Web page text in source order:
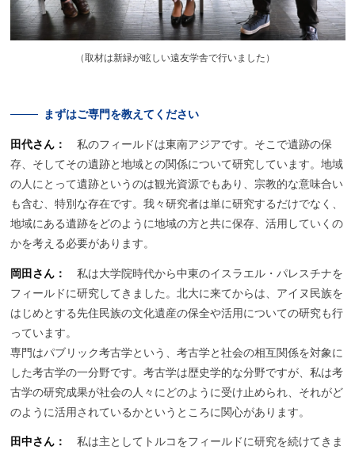
（取材は新緑が眩しい遠友学舎で行いました）
まずはご専門を教えてください
田代さん： 私のフィールドは東南アジアです。そこで遺跡の保
存、そしてその遺跡と地域との関係について研究しています。地域
の人にとって遺跡というのは観光資源でもあり、宗教的な意味合い
も含む、特別な存在です。我々研究者は単に研究するだけでなく、
地域にある遺跡をどのように地域の方と共に保存、活用していくの
かを考える必要があります。
岡田さん： 私は大学院時代から中東のイスラエル・パレスチナを
フィールドに研究してきました。北大に来てからは、アイヌ民族を
はじめとする先住民族の文化遺産の保全や活用についての研究も行
っています。
専門はパブリック考古学という、考古学と社会の相互関係を対象に
した考古学の一分野です。考古学は歴史学的な分野ですが、私は考
古学の研究成果が社会の人々にどのように受け止められ、それがど
のように活用されているかというところに関心があります。
田中さん： 私は主としてトルコをフィールドに研究を続けてきま